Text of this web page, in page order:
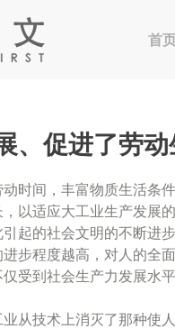
首
、促进了劳
时间，丰富物质生活条
以适应大工业生产发展的
起的社会文明的不断进
步程度越高，对人的全
受到社会生产力发展水
从技术上消灭了那种使